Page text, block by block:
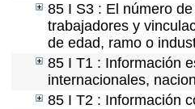
85 I S3 : El número
trabajadores y
de edad, ramo o
85 I T1 : Información
internacionales,
85 I T2 : Información